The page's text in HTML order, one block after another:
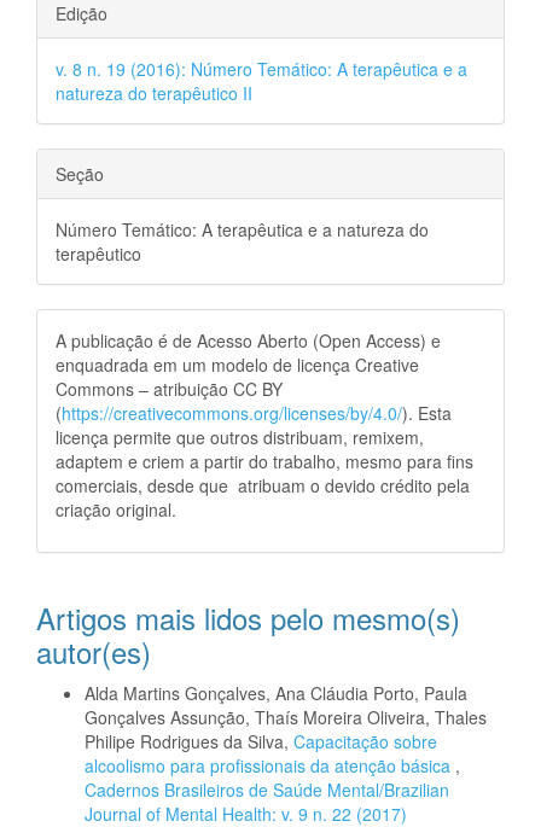
Edição
v. 8 n. 19 (2016): Número Temático: A terapêutica e a
natureza do terapêutico II
Seção
Número Temático: A terapêutica e a natureza do
terapêutico
A publicação é de Acesso Aberto (Open Access) e
enquadrada em um modelo de licença Creative
Commons – atribuição CC BY
(https://creativecommons.org/licenses/by/4.0/). Esta
licença permite que outros distribuam, remixem,
adaptem e criem a partir do trabalho, mesmo para fins
comerciais, desde que atribuam o devido crédito pela
criação original.
Artigos mais lidos pelo mesmo(s)
autor(es)
Alda Martins Gonçalves, Ana Cláudia Porto, Paula
Gonçalves Assunção, Thaís Moreira Oliveira, Thales
Philipe Rodrigues da Silva, Capacitação sobre
alcoolismo para profissionais da atenção básica ,
Cadernos Brasileiros de Saúde Mental/Brazilian
Journal of Mental Health: v. 9 n. 22 (2017)